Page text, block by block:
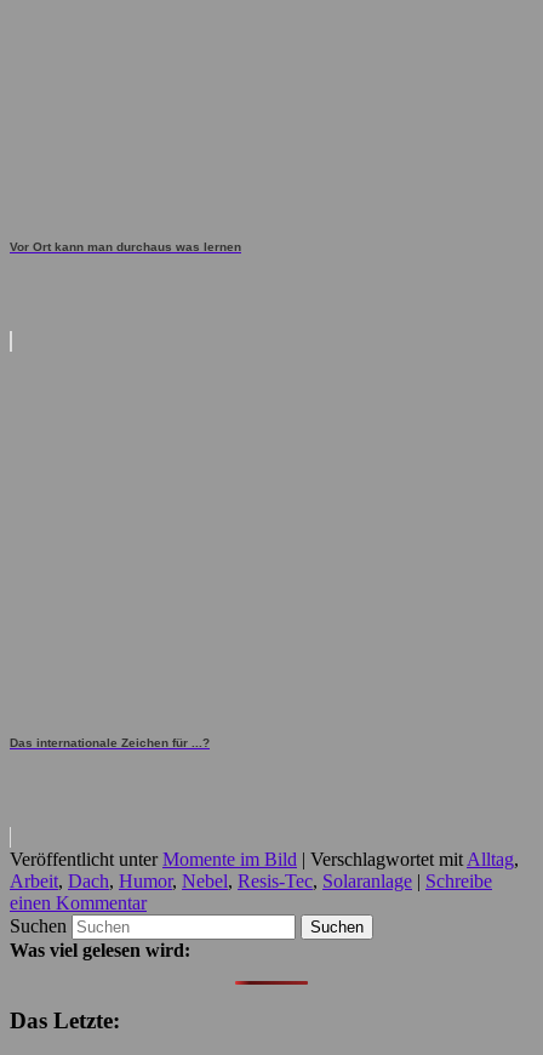
Vor Ort kann man durchaus was lernen
Das internationale Zeichen für ...?
Veröffentlicht unter Momente im Bild | Verschlagwortet mit Alltag,
Arbeit, Dach, Humor, Nebel, Resis-Tec, Solaranlage | Schreibe
einen Kommentar
Suchen
Was viel gelesen wird:
Das Letzte: